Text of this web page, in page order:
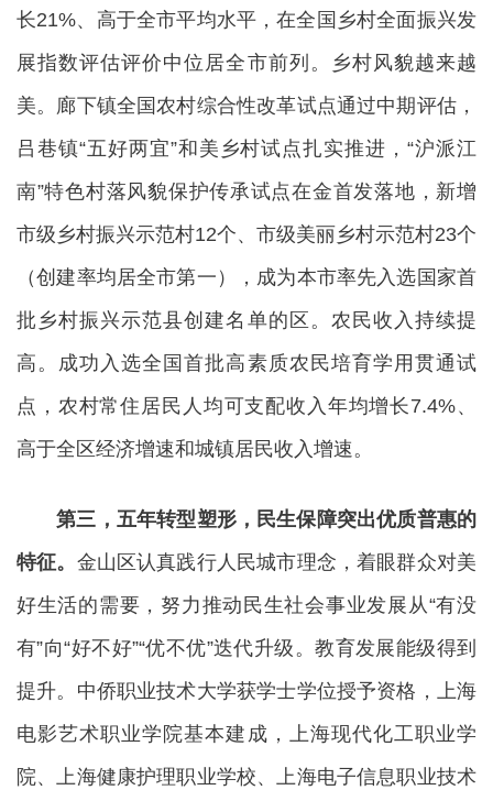
长21%、高于全市平均水平，在全国乡村全面振兴发
展指数评估评价中位居全市前列。乡村风貌越来越
美。廊下镇全国农村综合性改革试点通过中期评估，
吕巷镇“五好两宜”和美乡村试点扎实推进，“沪派江
南”特色村落风貌保护传承试点在金首发落地，新增
市级乡村振兴示范村12个、市级美丽乡村示范村23个
（创建率均居全市第一），成为本市率先入选国家首
批乡村振兴示范县创建名单的区。农民收入持续提
高。成功入选全国首批高素质农民培育学用贯通试
点，农村常住居民人均可支配收入年均增长7.4%、
高于全区经济增速和城镇居民收入增速。
第三，五年转型塑形，民生保障突出优质普惠的
特征。 金山区认真践行人民城市理念，着眼群众对美
好生活的需要，努力推动民生社会事业发展从“有没
有”向“好不好”“优不优”迭代升级。教育发展能级得到
提升。中侨职业技术大学获学士学位授予资格，上海
电影艺术职业学院基本建成，上海现代化工职业学
院、上海健康护理职业学校、上海电子信息职业技术